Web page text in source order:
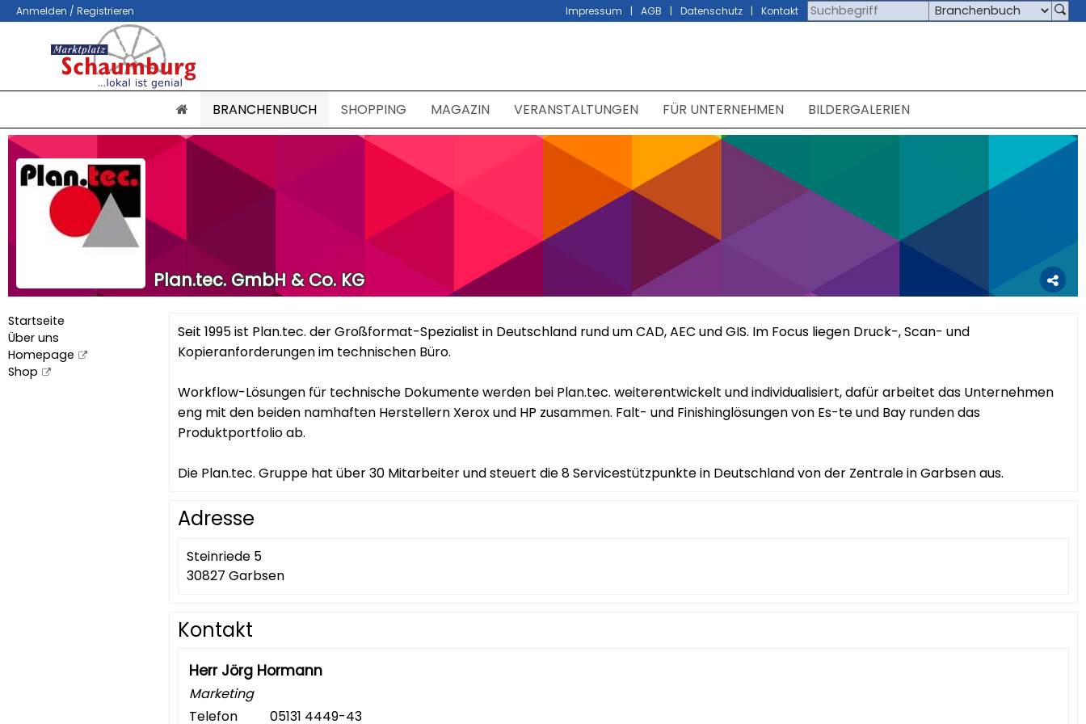
Anmelden / Registrieren Impressum AGB Datenschutz Kontakt
BRANCHENBUCH SHOPPING MAGAZIN VERANSTALTUNGEN FÜR UNTERNEHMEN BILDERGALERIEN
Plan.tec. GmbH & Co. KG
Startseite
Über uns
Homepage
Shop
Seit 1995 ist Plan.tec. der Großformat-Spezialist in Deutschland rund um CAD, AEC und GIS. Im Focus liegen Druck-, Scan- und
Kopieranforderungen im technischen Büro.
Workflow-Lösungen für technische Dokumente werden bei Plan.tec. weiterentwickelt und individualisiert, dafür arbeitet das Unternehmen
eng mit den beiden namhaften Herstellern Xerox und HP zusammen. Falt- und Finishinglösungen von Es-te und Bay runden das
Produktportfolio ab.
Die Plan.tec. Gruppe hat über 30 Mitarbeiter und steuert die 8 Servicestützpunkte in Deutschland von der Zentrale in Garbsen aus.
Adresse
Steinriede 5
30827 Garbsen
Kontakt
Herr Jörg Hormann
Marketing
Telefon
05131 4449-43